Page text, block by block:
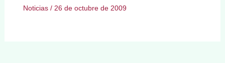
Noticias/ 26 de octubre de 2009